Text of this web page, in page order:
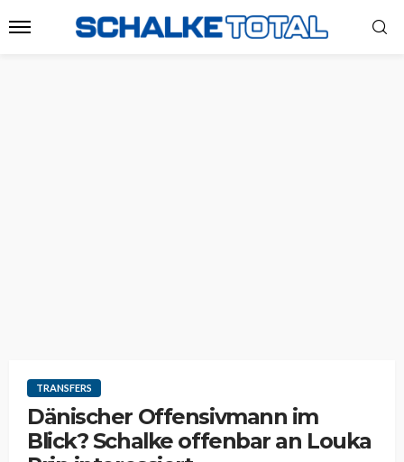
TRANSFERS
Dänischer Offensivmann im
Blick? Schalke offenbar an Louka